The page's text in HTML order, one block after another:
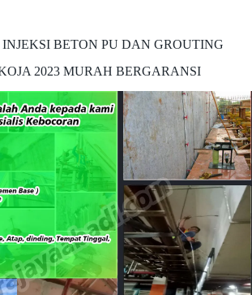
BETON PU DAN GROUTING
2023 MURAH BERGARANSI